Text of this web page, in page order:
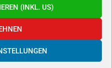
(INKL. US)
Reserved -Kontakt|Impressum|